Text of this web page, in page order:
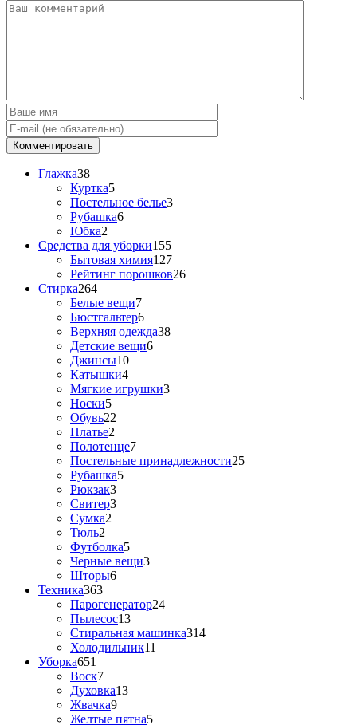
Глажка38
Куртка5
Постельное белье3
Рубашка6
Юбка2
Средства для уборки155
Бытовая химия127
Рейтинг порошков26
Стирка264
Белые вещи7
Бюстгальтер6
Верхняя одежда38
Детские вещи6
Джинсы10
Катышки4
Мягкие игрушки3
Носки5
Обувь22
Платье2
Полотенце7
Постельные принадлежности25
Рубашка5
Рюкзак3
Свитер3
Сумка2
Тюль2
Футболка5
Черные вещи3
Шторы6
Техника363
Парогенератор24
Пылесос13
Стиральная машинка314
Холодильник11
Уборка651
Воск7
Духовка13
Жвачка9
Желтые пятна5